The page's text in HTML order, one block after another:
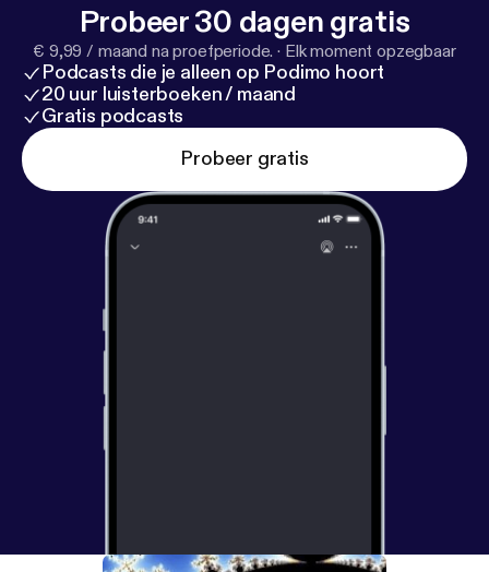
Probeer 30 dagen gratis
€ 9,99 / maand na proefperiode. · Elk moment opzegbaar
Podcasts die je alleen op Podimo hoort
20 uur luisterboeken / maand
Gratis podcasts
Probeer gratis